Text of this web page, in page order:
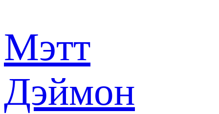
Мэтт
Дэймон